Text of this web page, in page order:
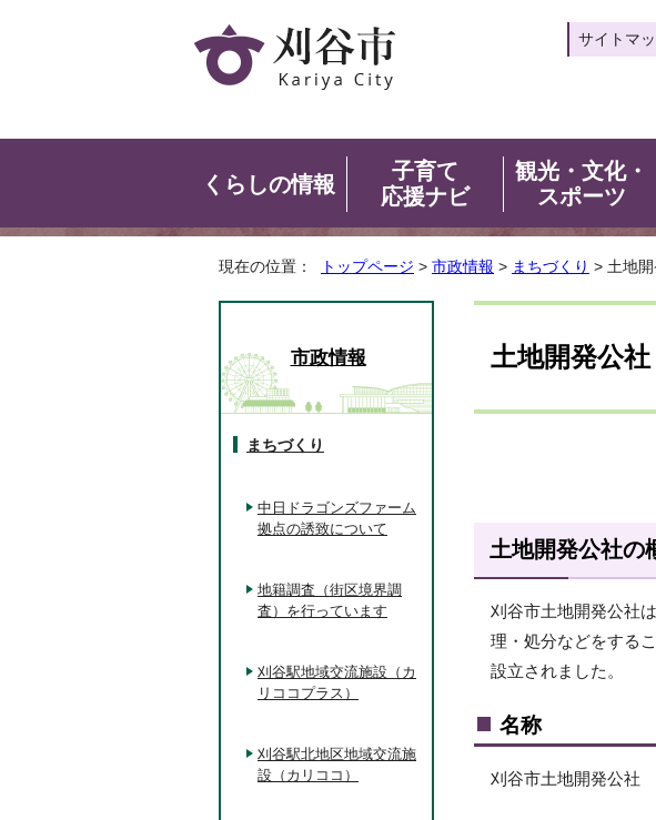
サイトマ
くらしの情報
子育て
応援ナビ
観光・文化・
スポーツ
現在の位置： トップページ > 市政情報 > まちづくり > 土地
土地開発公社
土地開発公社の
刈谷市土地開発公社
理・処分などをする
設立されました。
名称
刈谷市土地開発公社
市政情報
まちづくり
中日ドラゴンズファーム
拠点の誘致について
地籍調査（街区境界調
査）を行っています
刈谷駅地域交流施設（カ
リココプラス）
刈谷駅北地区地域交流施
設（カリココ）